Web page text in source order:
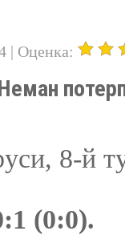
| Оценка:
8-й
(0:0).